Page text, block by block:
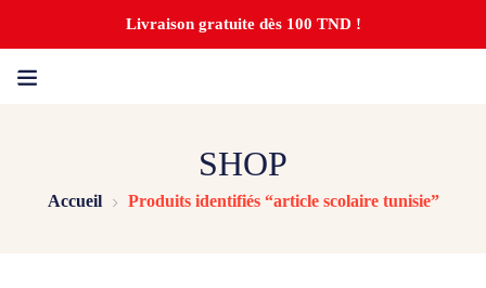
Livraison gratuite dès 100 TND !
SHOP
Accueil Produits identifiés “article scolaire tunisie”